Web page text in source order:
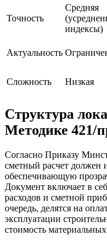
Точность
Средняя
индексы)
Актуальность
Сложность
Низкая
Структура
Методике 421/
Согласно Приказу
сметный расчет должен
обеспечивающую
Документ включает в
расходов и сметной
очередь, делятся на
эксплуатации
стоимость